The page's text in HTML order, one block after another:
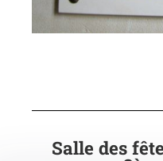
Salle des